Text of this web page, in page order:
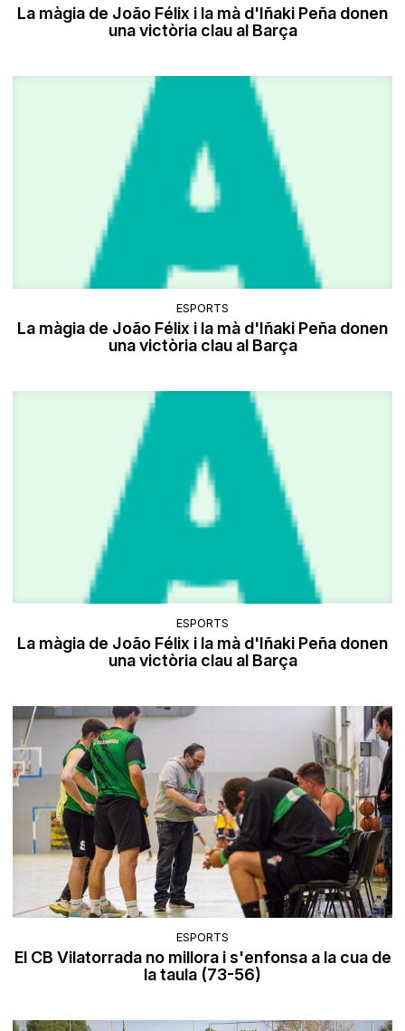
La màgia de João Félix i la mà d'Iñaki Peña donen
una victòria clau al Barça
ESPORTS
La màgia de João Félix i la mà d'Iñaki Peña donen
una victòria clau al Barça
ESPORTS
La màgia de João Félix i la mà d'Iñaki Peña donen
una victòria clau al Barça
ESPORTS
El CB Vilatorrada no millora i s'enfonsa a la cua de
la taula (73-56)